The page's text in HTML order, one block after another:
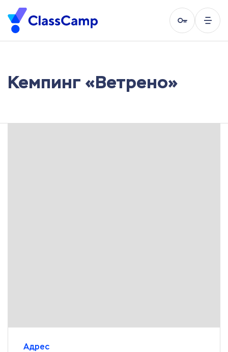
Кемпинг «Ветрено»
Адрес